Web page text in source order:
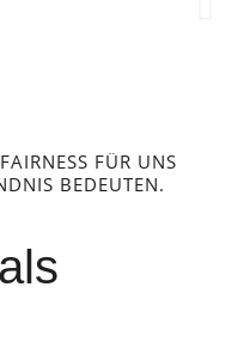
FÜR UNS
BEDEUTEN.